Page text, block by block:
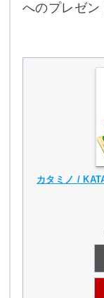
へのプレゼン
カタミノ /